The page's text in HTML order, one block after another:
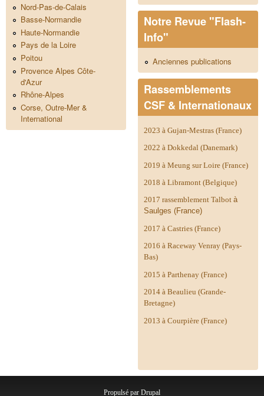
Nord-Pas-de-Calais
Basse-Normandie
Haute-Normandie
Pays de la Loire
Poitou
Provence Alpes Côte-
d'Azur
Rhône-Alpes
Corse, Outre-Mer &
International
Notre Revue "Flash-
Info"
Anciennes publications
Rassemblements
CSF & Internationaux
2023 à Gujan-Mestras (France)
2022 à Dokkedal (Danemark)
2019 à Meung sur Loire (France)
2018 à Libramont (Belgique)
2017 rassemblement Talbot à
Saulges (France)
2017 à Castries (France)
2016 à Raceway Venray (Pays-
Bas)
2015 à Parthenay (France)
2014 à Beaulieu (Grande-
Bretagne)
2013 à Courpière (France)
Propulsé par Drupal